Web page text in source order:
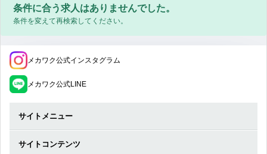
条件に合う求人はありませんでした。
条件を変えて再検索してください。
メカワク公式インスタグラム
メカワク公式LINE
サイトメニュー
サイトコンテンツ